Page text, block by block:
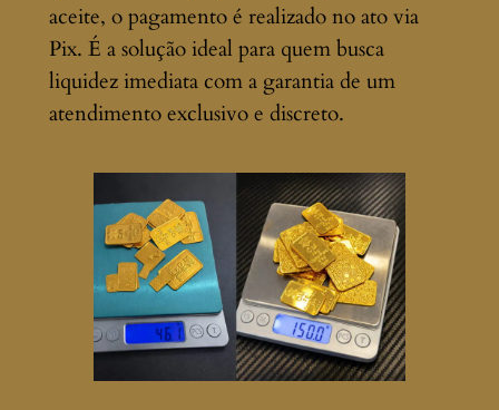
aceite, o pagamento é realizado no ato via
Pix. É a solução ideal para quem busca
liquidez imediata com a garantia de um
atendimento exclusivo e discreto.